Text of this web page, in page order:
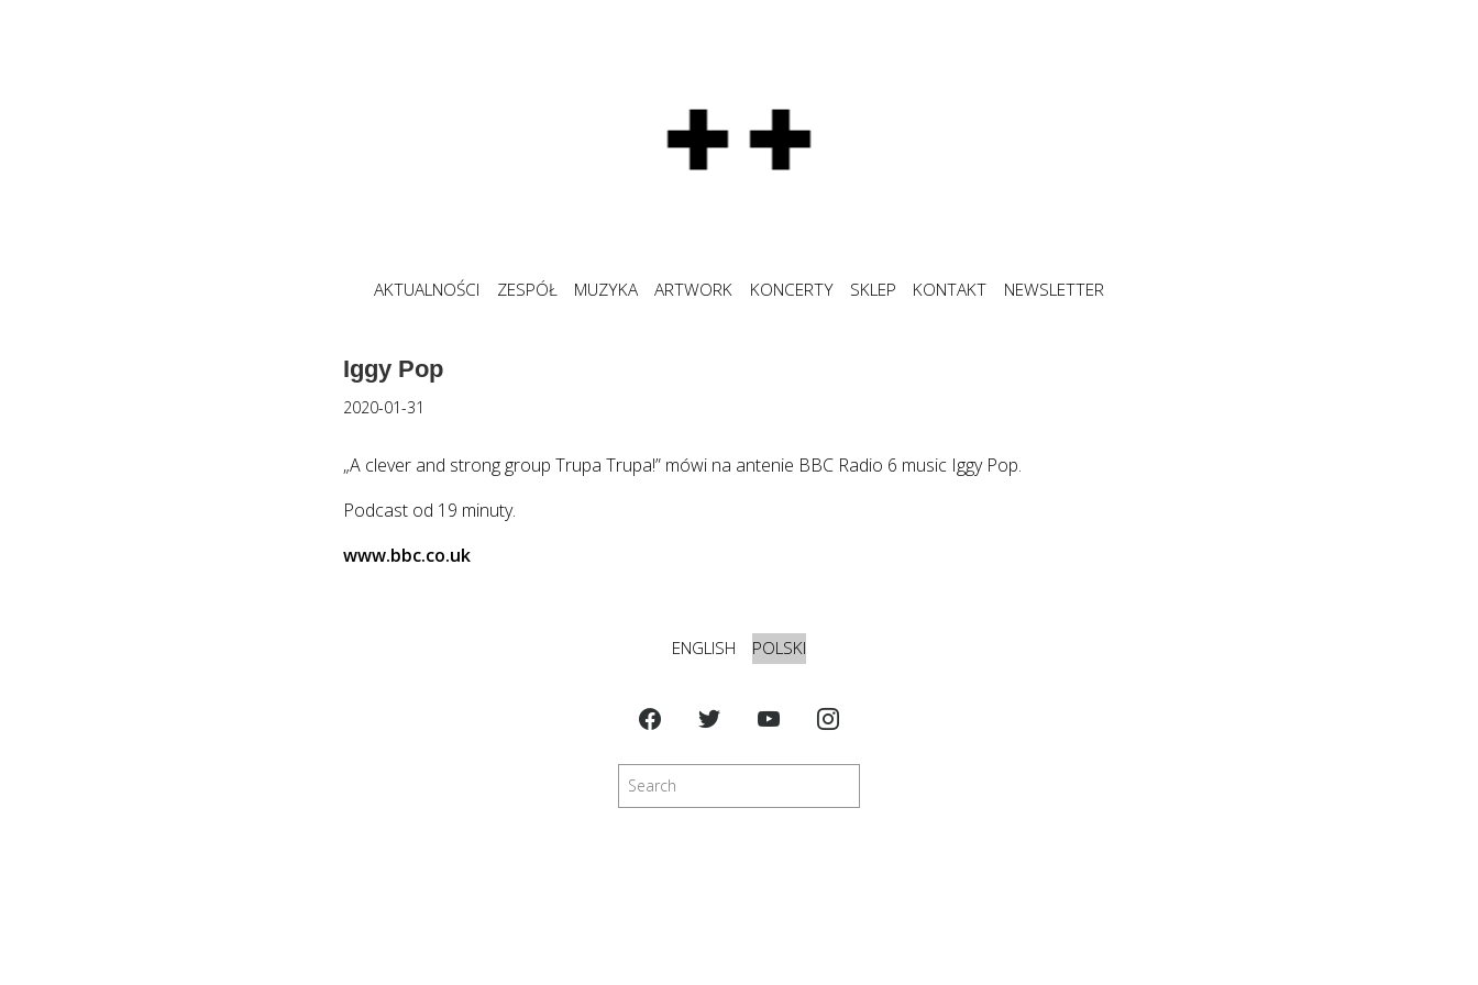
AKTUALNOŚCI ZESPÓŁ MUZYKA ARTWORK KONCERTY SKLEP KONTAKT NEWSLETTER
Iggy Pop
2020-01-31
„A clever and strong group Trupa Trupa!” mówi na antenie BBC Radio 6 music Iggy Pop.
Podcast od 19 minuty.
www.bbc.co.uk
ENGLISH POLSKI